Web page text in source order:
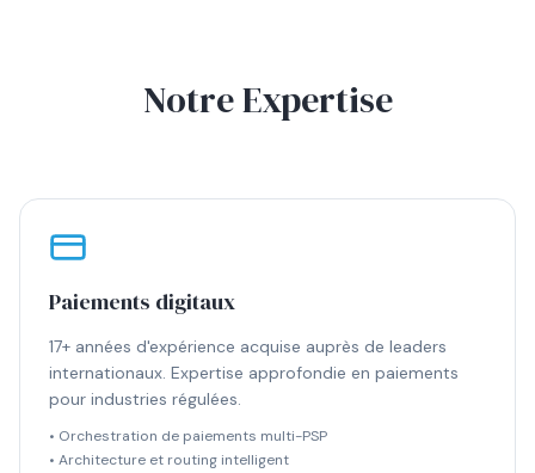
Notre Expertise
Paiements digitaux
17+ années d'expérience acquise auprès de leaders
internationaux. Expertise approfondie en paiements
pour industries régulées.
• Orchestration de paiements multi-PSP
• Architecture et routing intelligent